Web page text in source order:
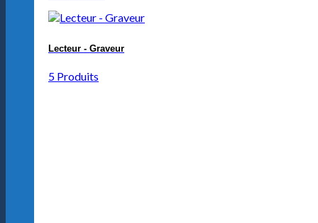
Lecteur - Graveur
5 Produits